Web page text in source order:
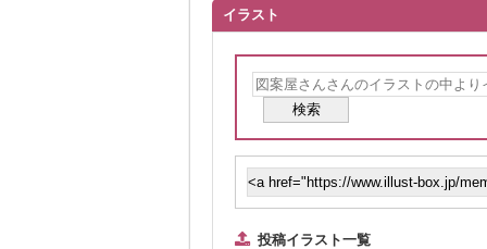
イラスト
投稿イラスト一覧